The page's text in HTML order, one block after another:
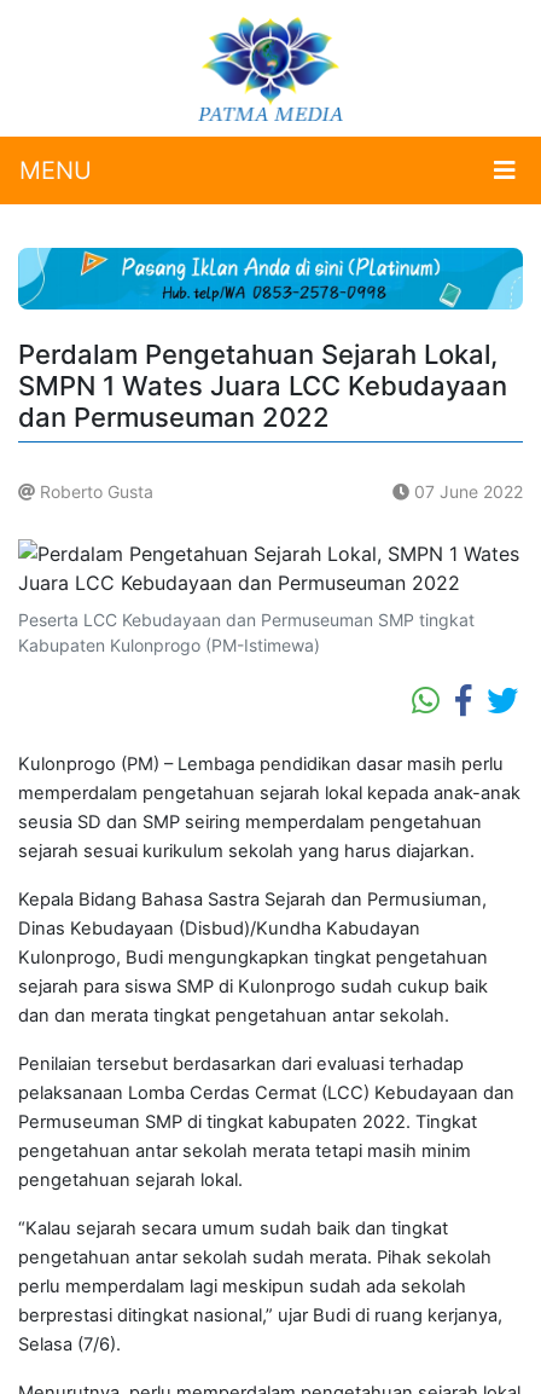
MENU
Perdalam Pengetahuan Sejarah Lokal,
SMPN 1 Wates Juara LCC Kebudayaan
dan Permuseuman 2022
Roberto Gusta 07 June 2022
Peserta LCC Kebudayaan dan Permuseuman SMP tingkat
Kabupaten Kulonprogo (PM-Istimewa)
Kulonprogo (PM) – Lembaga pendidikan dasar masih perlu
memperdalam pengetahuan sejarah lokal kepada anak-anak
seusia SD dan SMP seiring memperdalam pengetahuan
sejarah sesuai kurikulum sekolah yang harus diajarkan.
Kepala Bidang Bahasa Sastra Sejarah dan Permusiuman,
Dinas Kebudayaan (Disbud)/Kundha Kabudayan
Kulonprogo, Budi mengungkapkan tingkat pengetahuan
sejarah para siswa SMP di Kulonprogo sudah cukup baik
dan dan merata tingkat pengetahuan antar sekolah.
Penilaian tersebut berdasarkan dari evaluasi terhadap
pelaksanaan Lomba Cerdas Cermat (LCC) Kebudayaan dan
Permuseuman SMP di tingkat kabupaten 2022. Tingkat
pengetahuan antar sekolah merata tetapi masih minim
pengetahuan sejarah lokal.
“Kalau sejarah secara umum sudah baik dan tingkat
pengetahuan antar sekolah sudah merata. Pihak sekolah
perlu memperdalam lagi meskipun sudah ada sekolah
berprestasi ditingkat nasional,” ujar Budi di ruang kerjanya,
Selasa (7/6).